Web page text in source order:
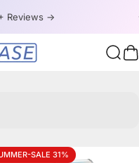
Reviews ->
SALE 31%